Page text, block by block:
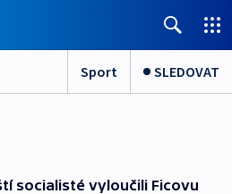
Sport SLEDOVAT
socialisté vyloučili Ficovu